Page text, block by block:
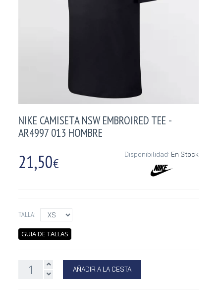
NIKE CAMISETA NSW EMBROIRED TEE -
AR4997 013 HOMBRE
21,50€
Disponibilidad: En Stock
TALLA:
GUIA DE TALLAS
AÑADIR A LA CESTA